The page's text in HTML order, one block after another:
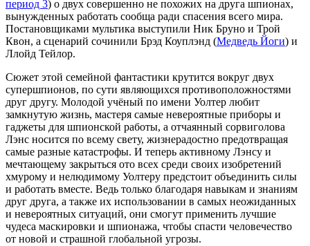
период 3) о двух совершенно не похожих на друга шпионах,
вынужденных работать сообща ради спасения всего мира.
Постановщиками мультика выступили Ник Бруно и Трой
Квон, а сценарий сочинили Брэд Коуплэнд (Медведь Йоги) и
Ллойд Тейлор.
Сюжет этой семейной фантастики крутится вокруг двух
супершпионов, по сути являющихся противоположностями
друг другу. Молодой учёный по имени Уолтер любит
замкнутую жизнь, мастеря самые невероятные приборы и
гаджеты для шпионской работы, а отчаянный сорвиголова
Лэнс носится по всему свету, жизнерадостно предотвращая
самые разные катастрофы. И теперь активному Лэнсу и
мечтающему закрыться ото всех среди своих изобретений
хмурому и нелюдимому Уолтеру предстоит объединить силы
и работать вместе. Ведь только благодаря навыкам и знаниям
друг друга, а также их использовании в самых неожиданных
и невероятных ситуаций, они смогут применить лучшие
чудеса маскировки и шпионажа, чтобы спасти человечество
от новой и страшной глобальной угрозы.